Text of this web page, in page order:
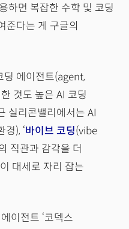
하면 복잡한 수학 및 코딩
준다는 게 구글의
에이전트(agent,
것도 높은 AI 코딩
실리콘밸리에서는 AI
), ‘바이브 코딩(vibe
직관과 감각을 더
대세로 자리 잡는
이전트 ‘코덱스